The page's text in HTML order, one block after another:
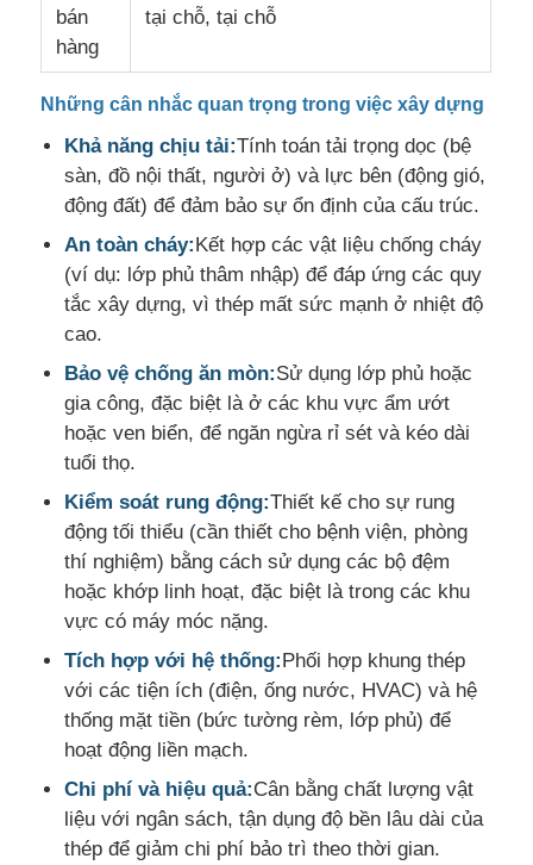
bán
hàng
tại chỗ, tại chỗ
Những cân nhắc quan trọng trong việc xây dựng
Khả năng chịu tải:Tính toán tải trọng dọc (bệ
sàn, đồ nội thất, người ở) và lực bên (động gió,
động đất) để đảm bảo sự ổn định của cấu trúc.
An toàn cháy:Kết hợp các vật liệu chống cháy
(ví dụ: lớp phủ thâm nhập) để đáp ứng các quy
tắc xây dựng, vì thép mất sức mạnh ở nhiệt độ
cao.
Bảo vệ chống ăn mòn:Sử dụng lớp phủ hoặc
gia công, đặc biệt là ở các khu vực ẩm ướt
hoặc ven biển, để ngăn ngừa rỉ sét và kéo dài
tuổi thọ.
Kiểm soát rung động:Thiết kế cho sự rung
động tối thiểu (cần thiết cho bệnh viện, phòng
thí nghiệm) bằng cách sử dụng các bộ đệm
hoặc khớp linh hoạt, đặc biệt là trong các khu
vực có máy móc nặng.
Tích hợp với hệ thống:Phối hợp khung thép
với các tiện ích (điện, ống nước, HVAC) và hệ
thống mặt tiền (bức tường rèm, lớp phủ) để
hoạt động liền mạch.
Chi phí và hiệu quả:Cân bằng chất lượng vật
liệu với ngân sách, tận dụng độ bền lâu dài của
thép để giảm chi phí bảo trì theo thời gian.